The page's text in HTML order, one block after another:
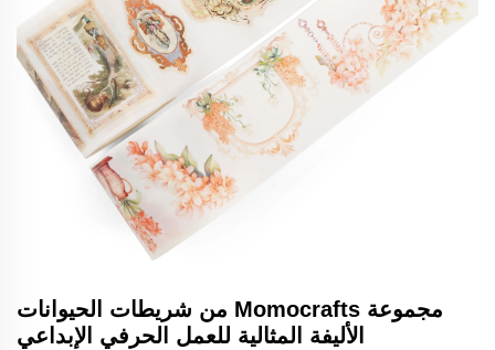
مجموعة Momocrafts من شريطات الحيوانات
الأليفة المثالية للعمل الحرفي الإبداعي